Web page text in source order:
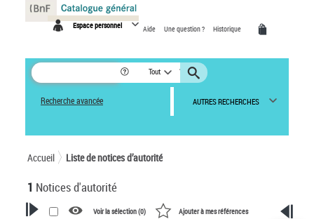
Espace personnel Aide Une question ? Historique
Tout
Recherche avancée AUTRES RECHERCHES
Accueil Liste de notices d’autorité
1 Notices d'autorité
Voir la sélection (0) Ajouter à mes références
Panneau de gestion des cookies